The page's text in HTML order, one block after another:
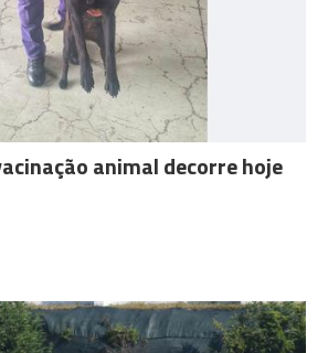
animal decorre hoje